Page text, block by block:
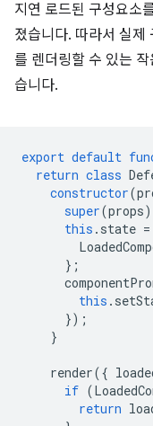
지연 로드된 구성요소
졌습니다. 따라서 실제
를 렌더링할 수 있는 작
습니다.
export default
return class
constructor(
super(props
this . state =
};
this .
});
}
render({
if (
return